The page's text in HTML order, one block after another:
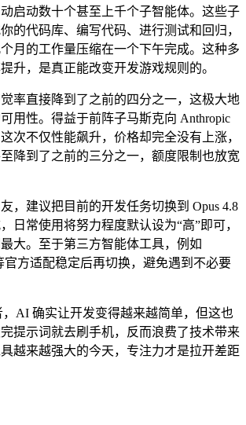
启动数十个甚至上千个子智能体。这些子
的代码库、编写代码、进行测试和回归，
月的工作量压缩在一个下午完成。这种多
升，是真正能改变开发游戏规则的。
率直接降到了之前的四分之一，这极大地
用性。得益于前阵子马斯克向 Anthropic
次不仅性能飙升，价格却完全没有上涨，
降到了之前的三分之一，额度限制也放宽
，建议把目前的开发任务切换到 Opus 4.8
日常使用将努力程度默认设为“高”即可，
大。至于第三方智能体工具，例如
官方适配稳定后再切换，避免遇到不必要
AI 确实让开发变得越来越简单，但这也
提示词就去刷手机，反而浪费了技术带来
越来越强大的今天，专注力才是拉开差距